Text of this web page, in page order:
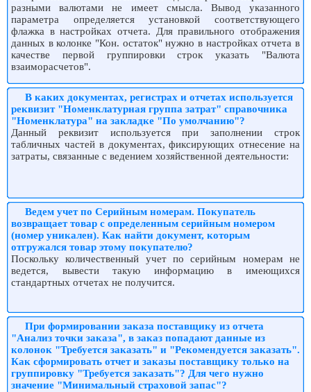
разными валютами не имеет смысла. Вывод указанного
параметра определяется установкой соответствующего
флажка в настройках отчета. Для правильного отображения
данных в колонке "Кон. остаток" нужно в настройках отчета в
качестве первой группировки строк указать "Валюта
взаиморасчетов".
В каких документах, регистрах и отчетах используется
реквизит "Номенклатурная группа затрат" справочника
"Номенклатура" на закладке "По умолчанию"?
Данный реквизит используется при заполнении строк
табличных частей в документах, фиксирующих отнесение на
затраты, связанные с ведением хозяйственной деятельности:
Ведем учет по Серийным номерам. Покупатель
возвращает товар с определенным серийным номером
(номер уникален). Как найти документ, которым
отгружался товар этому покупателю?
Поскольку количественный учет по серийным номерам не
ведется, вывести такую информацию в имеющихся
стандартных отчетах не получится.
При формировании заказа поставщику из отчета
"Анализ точки заказа", в заказ попадают данные из
колонок "Требуется заказать" и "Рекомендуется заказать".
Как сформировать отчет и заказы поставщику только на
группировку "Требуется заказать"? Для чего нужно
значение "Минимальный страховой запас"?